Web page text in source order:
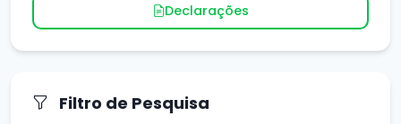
Declarações
Filtro de Pesquisa